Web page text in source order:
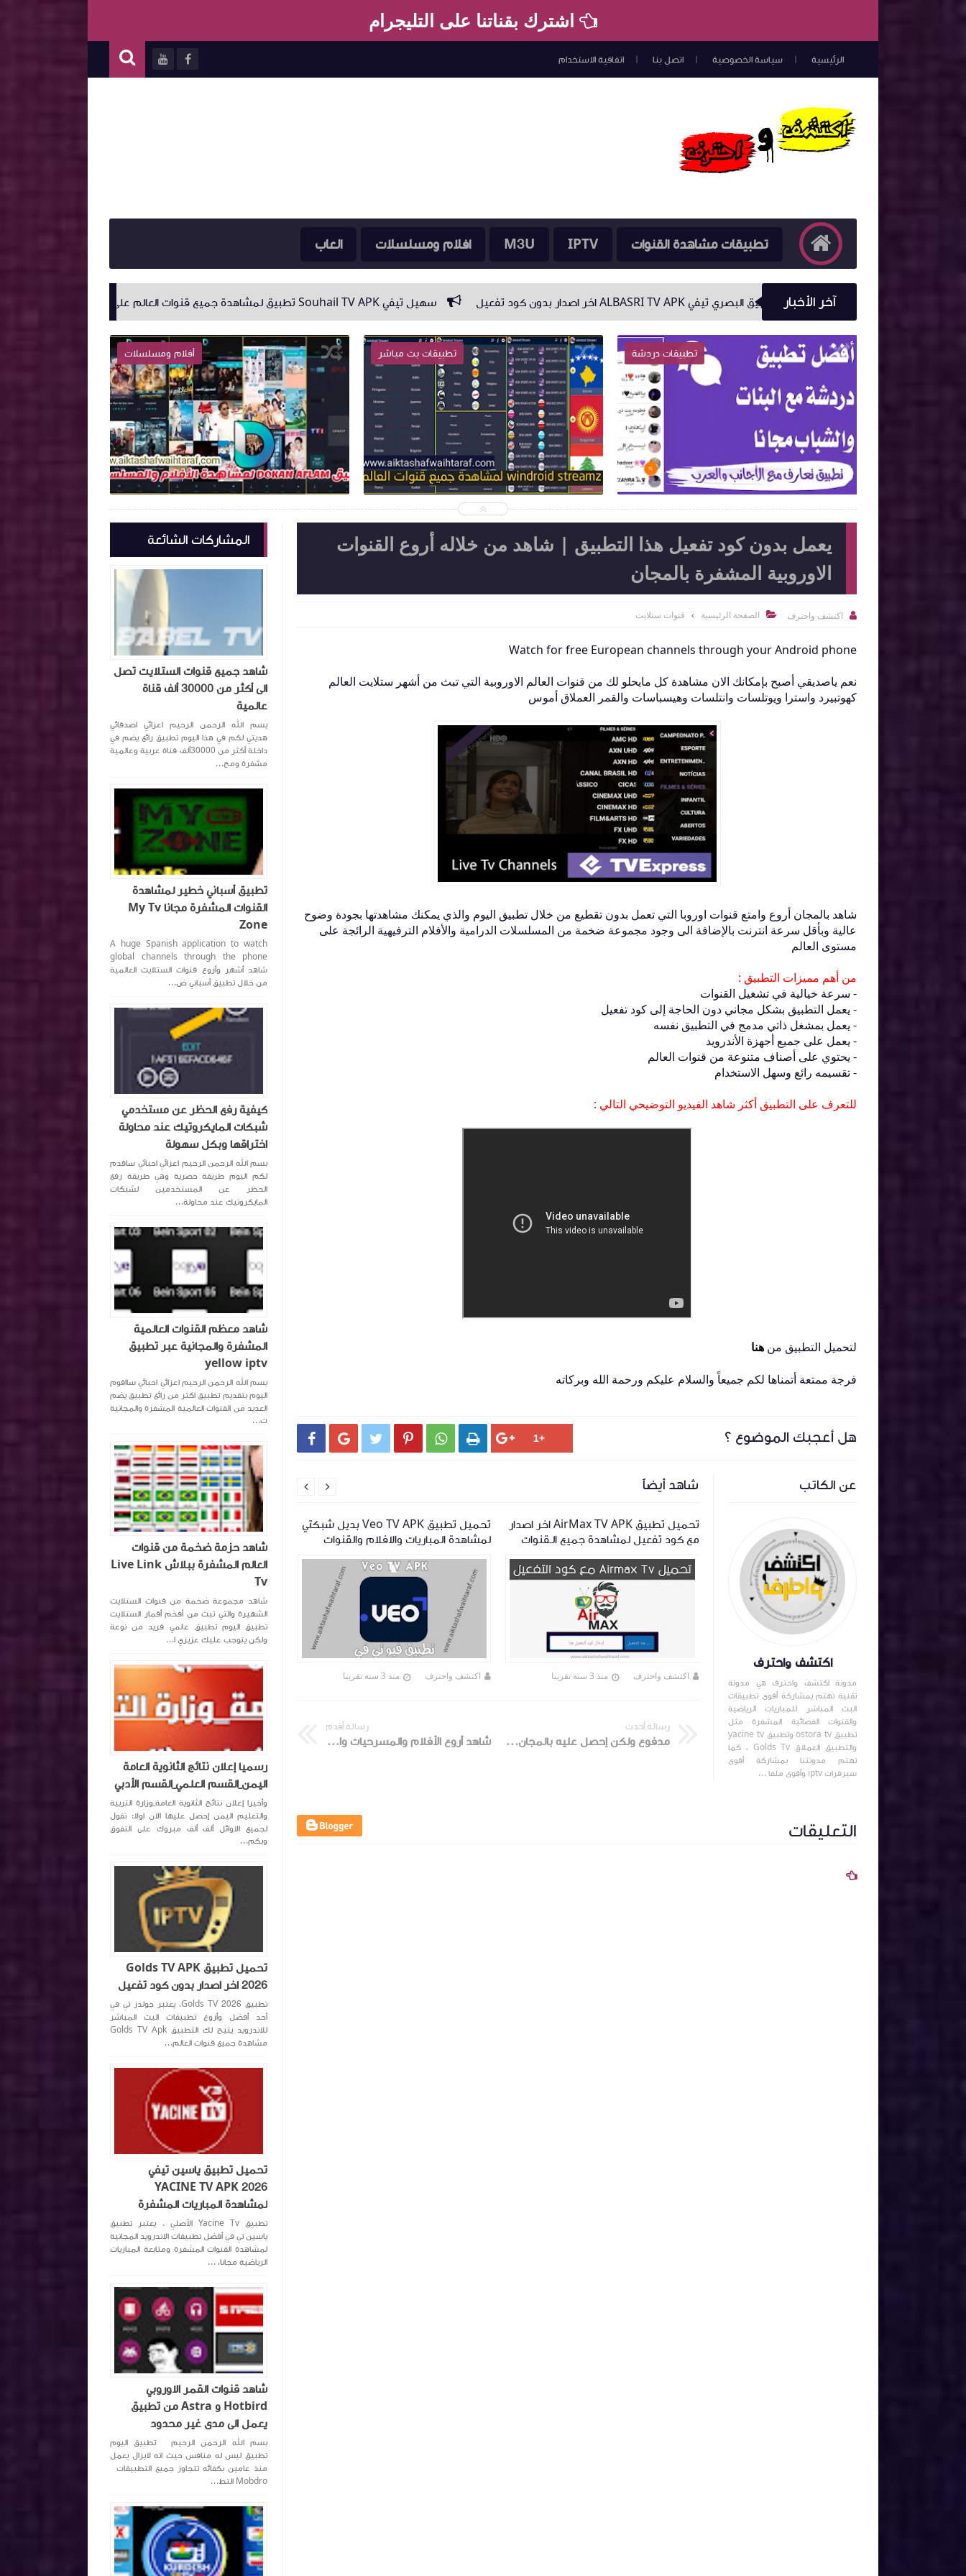
اشترك بقناتنا على التليجرام
الرئيسية سياسة الخصوصية اتصل بنا اتفاقية الاستخدام
تطبيقات مشاهدة القنوات IPTV
M3U افلام ومسلسلات العاب
آخر الأخبار
تحميل تطبيق البصري تيفي ALBASRI TV APK اخر اصدار بدون كود تفعيل سهيل تيفي Souhail TV APK تطبيق لمشاهدة جميع قنوات العالم على الأندرويد تحميل تطبيق Sheikh TV APK للاندرويد لمشاهدة القنوات العالمية والمباريات مباشر
تطبيقات دردشة
2022-07-21
اكتشف واحترف
شاهد الموضوع
تطبيقات بث مباشر
2022-06-04
اكتشف واحترف
شاهد الموضوع
أفلام ومسلسلات
2022-07-15
اكتشف واحترف
شاهد الموضوع
يعمل بدون كود تفعيل هذا التطبيق | شاهد من خلاله أروع القنوات
الاوروبية المشفرة بالمجان
 اكتشف واحترف  الصفحة الرئيسية قنوات ستلايت
Watch for free European channels through your Android phone
نعم ياصديقي أصبح بإمكانك الان مشاهدة كل مايحلو لك من قنوات العالم الاوروبية التي تبث من أشهر ستلايت العالم
كهوتبيرد واسترا ويوتلسات وانتلسات وهيسباسات والقمر العملاق أموس
شاهد بالمجان أروع وامتع قنوات اوروبا التي تعمل بدون تقطيع من خلال تطبيق اليوم والذي يمكنك مشاهدتها بجودة وضوح
عالية وبأقل سرعة انترنت بالإضافة الى وجود مجموعة ضخمة من المسلسلات الدرامية والأفلام الترفيهية الرائجة على
مستوى العالم
من أهم مميزات التطبيق :
- سرعة خيالية في تشغيل القنوات
- يعمل التطبيق بشكل مجاني دون الحاجة إلى كود تفعيل
- يعمل بمشغل ذاتي مدمج في التطبيق نفسه
- يعمل على جميع أجهزة الأندرويد
- يحتوي على أصناف متنوعة من قنوات العالم
- تقسيمه رائع وسهل الاستخدام
للتعرف على التطبيق أكثر شاهد الفيديو التوضيحي التالي :
لتحميل التطبيق من هنا
فرجة ممتعة أتمناها لكم جميعاً والسلام عليكم ورحمة الله وبركاته
هل أعجبك الموضوع ؟      
عن الكاتب
اكتشف واحترف
مدونة اكتشف واحترف هي مدونة
تقنية تهتم بمشاركة أقوى تطبيقات
البث المباشر للمباريات الرياضية
والقنوات الفضائية المشفرة مثل
تطبيق ostora tv وتطبيق yacine tv
والتطبيق العملاق Golds Tv ، كما
تهتم مدونتنا بمشاركة أقوى
سيرفرات iptv وأقوى ملفا ...
شاهد أيضاً
تحميل تطبيق لايف بلس Live Plus Apk
2026 اخر اصدار لمشاهدة المباريات
منذ 4 سنة تقريبا
تحميل تطبيق AirMax TV APK اخر اصدار
مع كود تفعيل لمشاهدة جميع الـقنوات
مباشر
اكتشف واحترف منذ 3 سنة تقريبا
تحميل تطبيق Veo TV APK بديل شبكتي
لمشاهدة المباريات والافلام والقنوات
الفضائية
اكتشف واحترف منذ 3 سنة تقريبا
تحميل تطبيق Pinguim TV لمشاهدة
قنوات الهوت بيرد وكل قنوات العالم
المشفرة مجانا عبر الهاتف
اكتشف واحترف منذ 4 سنة تقريبا


رسالة أحدث
مدفوع ولكن إحصل عليه بالمجان وشاهد كل ماتحب من قنوات العالم العربية والاوروبية RaeedTvBox
رسالة أقدم
شاهد أروع الأفلام والمسرحيات والمسلسلات الترفيهية بالإضافة الى ذلك شاهد مجموعة رائعة من القنوات من خلال هذا التطبيق
التعليقات
المشاركات الشائعة
شاهد جميع قنوات الستلايت تصل
الى أكثر من 30000 ألف قناة
عالمية
بسم الله الرحمن الرحيم اعزائي اصدقائي
هديتي لكم في هذا اليوم تطبيق رائع يضم في
داخلة أكثر من 30000ألف قناة عربية وعالمية
مشفرة ومج...
تطبيق أسباني خطير لمشاهدة
القنوات المشفرة مجانا My Tv
Zone
A huge Spanish application to watch
global channels through the phone
شاهد أشهر وأروع قنوات الستلايت العالمية
من خلال تطبيق أسباني ض...
كيفية رفع الحظر عن مستخدمي
شبكات المايكروتيك عند محاولة
اختراقها وبكل سهولة
بسم الله الرحمن الرحيم اعزائي احبائي ساقدم
لكم اليوم طريقة حصرية وهي طريقة رفع
الحظر عن المستخدمين لشبكات
المايكروتيك عند محاولة...
شاهد معظم القنوات العالمية
المشفرة والمجانية عبر تطبيق
yellow iptv
بسم الله الرحمن الرحيم اعزائي احبائي سااقوم
اليوم بتقديم تطبيق اكثر من رائع تطبيق يضم
العديد من القنوات العالمية المشفرة والمجانية
ت...
شاهد حزمة ضخمة من قنوات
العالم المشفرة ببلاش Live Link
Tv
شاهد مجموعة ضخمة من قنوات الستلايت
الشهيرة والتي تبث من أفخم أقمار الستلايت
تطبيق اليوم تطبيق عالمي فريد من نوعة
ولكن يتوجب عليك عزيزي ا...
رسميا إعلان نتائج الثانوية العامة
اليمن_القسم العلمي_القسم الأدبي
وأخيرا إعلان نتائج الثانوية العامة_وزارة التربية
والتعليم اليمن إحصل عليها الان اولا: نقول
لجميع الاوائل ألف ألف مبروك على التفوق
وبكم...
تحميل تطبيق Golds TV APK
2026 اخر اصدار بدون كود تفعيل
تطبيق Golds TV 2026. يعتبر جولدز تي في
أحد أفضل وأروع تطبيقات البث المباشر
للاندرويد يتيح لك التطبيق Golds TV Apk
مشاهدة جميع قنوات العالم...
تحميل تطبيق ياسين تيفي
YACINE TV APK 2026
لمشاهدة المباريات المشفرة
تطبيق Yacine Tv الأصلي . يعتبر تطبيق
ياسين تي في أفضل تطبيقات الاندرويد المجانية
لمشاهدة القنوات المشفرة ومتابعة المباريات
الرياضية مجانا، ...
شاهد قنوات القمر الاوروبي
Hotbird و Astra من تطبيق
يعمل الى مدى غير محدود
بسم الله الرحمن الرحيم تطبيق اليوم
تطبيق ليس له منافس حيث انه لايزال يعمل
منذ عامين بكفائه تتجاوز جميع التطبيقات
Mobdro التط...